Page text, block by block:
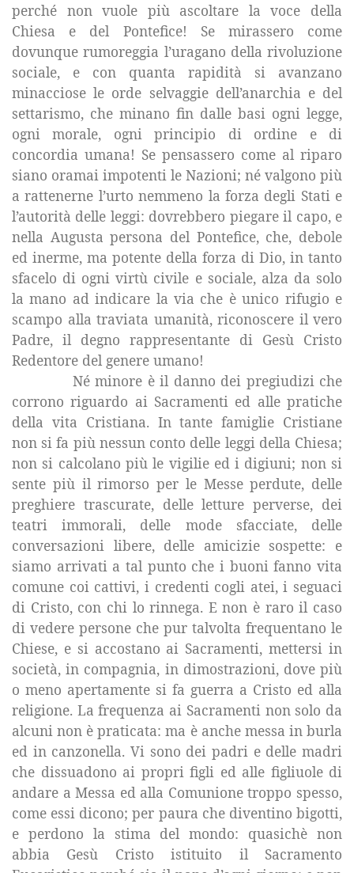
perché non vuole più ascoltare la voce della
Chiesa e del Pontefice! Se mirassero come
dovunque rumoreggia l’uragano della rivoluzione
sociale, e con quanta rapidità si avanzano
minacciose le orde selvaggie dell’anarchia e del
settarismo, che minano fin dalle basi ogni legge,
ogni morale, ogni principio di ordine e di
concordia umana! Se pensassero come al riparo
siano oramai impotenti le Nazioni; né valgono più
a rattenerne l’urto nemmeno la forza degli Stati e
l’autorità delle leggi: dovrebbero piegare il capo, e
nella Augusta persona del Pontefice, che, debole
ed inerme, ma potente della forza di Dio, in tanto
sfacelo di ogni virtù civile e sociale, alza da solo
la mano ad indicare la via che è unico rifugio e
scampo alla traviata umanità, riconoscere il vero
Padre, il degno rappresentante di Gesù Cristo
Redentore del genere umano!
Né minore è il danno dei pregiudizi che
corrono riguardo ai Sacramenti ed alle pratiche
della vita Cristiana. In tante famiglie Cristiane
non si fa più nessun conto delle leggi della Chiesa;
non si calcolano più le vigilie ed i digiuni; non si
sente più il rimorso per le Messe perdute, delle
preghiere trascurate, delle letture perverse, dei
teatri immorali, delle mode sfacciate, delle
conversazioni libere, delle amicizie sospette: e
siamo arrivati a tal punto che i buoni fanno vita
comune coi cattivi, i credenti cogli atei, i seguaci
di Cristo, con chi lo rinnega. E non è raro il caso
di vedere persone che pur talvolta frequentano le
Chiese, e si accostano ai Sacramenti, mettersi in
società, in compagnia, in dimostrazioni, dove più
o meno apertamente si fa guerra a Cristo ed alla
religione. La frequenza ai Sacramenti non solo da
alcuni non è praticata: ma è anche messa in burla
ed in canzonella. Vi sono dei padri e delle madri
che dissuadono ai propri figli ed alle figliuole di
andare a Messa ed alla Comunione troppo spesso,
come essi dicono; per paura che diventino bigotti,
e perdono la stima del mondo: quasichè non
abbia Gesù Cristo istituito il Sacramento